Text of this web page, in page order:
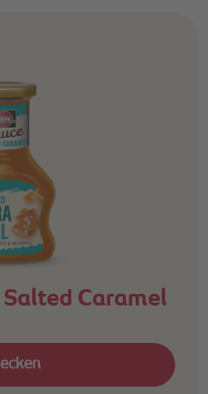
Caramel